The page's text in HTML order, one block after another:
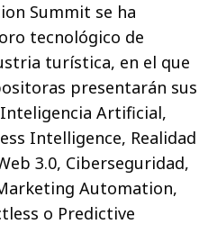
Summit se ha
tecnológico de
turística, en el que
presentarán sus
Artificial,
Intelligence, Realidad
3.0, Ciberseguridad,
Automation,
o Predictive